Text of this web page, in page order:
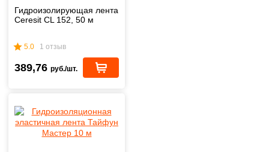
Гидроизолирующая лента
Ceresit CL 152, 50 м
5.0 1 отзыв
389,76 руб./шт.